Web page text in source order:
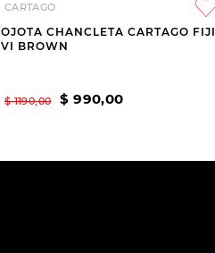
CARTAGO
OJOTA CHANCLETA CARTAGO FIJI
VI BROWN
$ 1190,00 $ 990,00